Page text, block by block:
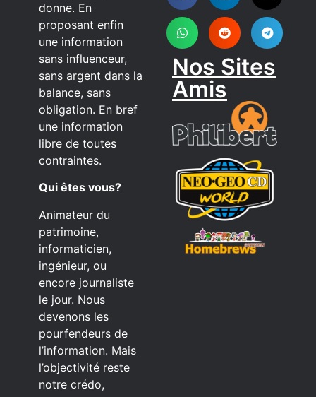
donne. En
proposant enfin
une information
sans influenceur,
sans argent dans la
balance, sans
obligation. En bref
une information
libre de toutes
contraintes.
Qui êtes vous?
Animateur du
patrimoine,
informaticien,
ingénieur, ou
encore journaliste
le jour. Nous
devenons les
pourfendeurs de
l’information. Mais
l’objectivité reste
notre crédo,
Nos Sites
Amis